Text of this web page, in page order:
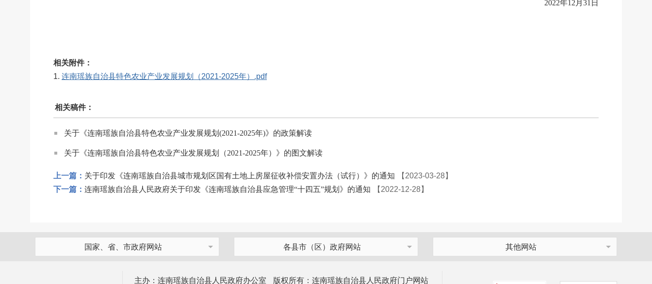
2022年12月31日
相关附件：
1. 连南瑶族自治县特色农业产业发展规划（2021-2025年）.pdf
相关稿件：
关于《连南瑶族自治县特色农业产业发展规划(2021-2025年)》的政策解读
关于《连南瑶族自治县特色农业产业发展规划（2021-2025年）》的图文解读
上一篇： 关于印发《连南瑶族自治县城市规划区国有土地上房屋征收补偿安置办法（试行）》的通知
【2023-03-28】
下一篇： 连南瑶族自治县人民政府关于印发《连南瑶族自治县应急管理“十四五”规划》的通知 【2022-12-28】
国家、省、市政府网站 各县市（区）政府网站 其他网站
主办：连南瑶族自治县人民政府办公室 版权所有：连南瑶族自治县人民政府门户网站